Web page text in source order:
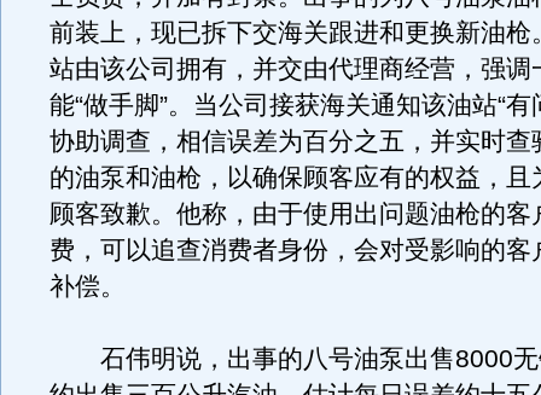
前装上，现已拆下交海关跟进和更换新油枪
站由该公司拥有，并交由代理商经营，强调
能“做手脚”。当公司接获海关通知该油站“有
协助调查，相信误差为百分之五，并实时查
的油泵和油枪，以确保顾客应有的权益，且
顾客致歉。他称，由于使用出问题油枪的客
费，可以追查消费者身份，会对受影响的客
补偿。
石伟明说，出事的八号油泵出售8000无